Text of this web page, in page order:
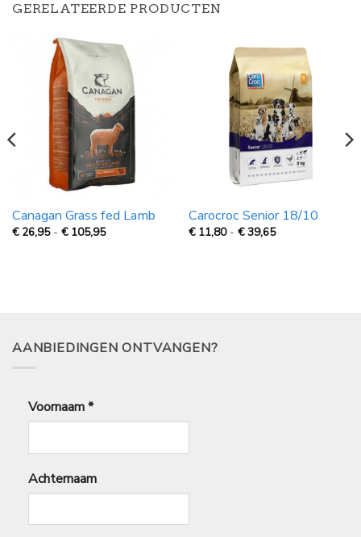
GERELATEERDE PRODUCTEN
Canagan Grass fed Lamb
€ 26,95 - € 105,95Prijsklasse:
Carocroc Senior 18/10
€ 11,80 - €39,65Prijsklasse:
AANBIEDINGEN ONTVANGEN?
Voornaam*
Achternaam